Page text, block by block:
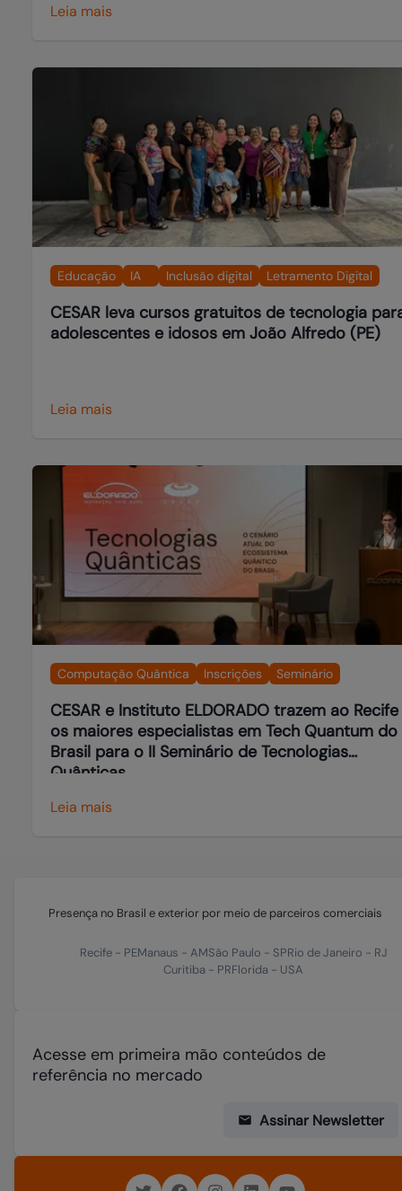
Leia mais
Educação IA Inclusão digital Letramento Digital
CESAR leva cursos gratuitos de tecnologia
adolescentes e idosos em João Alfredo (PE)
Leia mais
Computação Quântica Inscrições Seminário
CESAR e Instituto ELDORADO trazem ao Recife
os maiores especialistas em Tech Quantum do
Brasil para o II Seminário de Tecnologias
Quânticas
Leia mais
Presença no Brasil e exterior por meio de parceiros comerciais
Recife- PEManaus - AMSão Paulo - SPRio de Janeiro - RJ
Curitiba - PRFlorida - USA
Acesse em primeira mão conteúdos de
referência no mercado
Assinar Newsletter